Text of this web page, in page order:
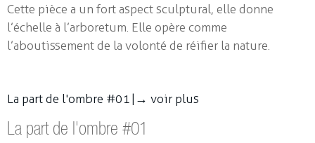
Cette pièce a un fort aspect sculptural, elle donne
l’échelle à l’arboretum. Elle opère comme
l’aboutissement de la volonté de réifier la nature.
La part de l'ombre #01 | → voir plus
La part de l'ombre #01